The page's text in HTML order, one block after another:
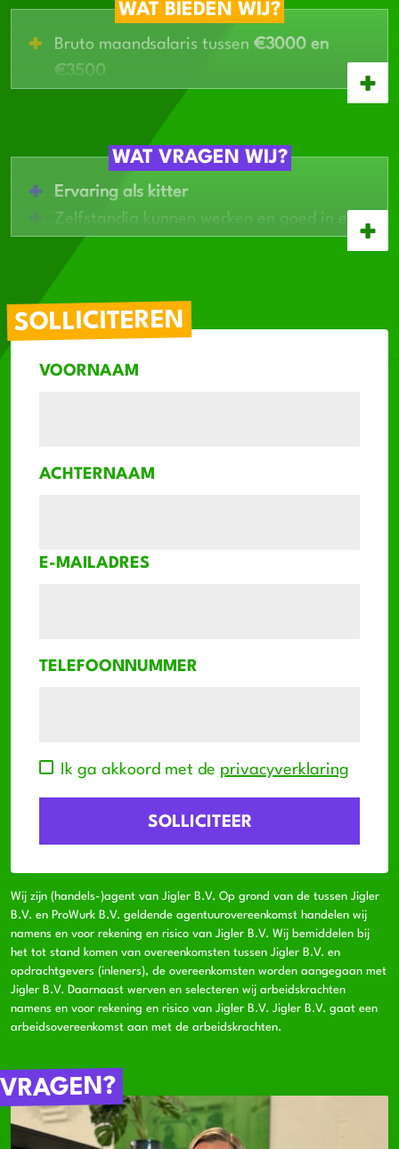
WAT BIEDEN WIJ?
Bruto maandsalaris tussen €3000 en
€3500
Afwisselende opdrachten en
werkzaamheden
Bij gebleken geschiktheid eenvast contract
groeiend team
Mogelijkheid om door te groeien en nieuwe
technieken te leren
WAT VRAGEN WIJ?
Ervaring als kitter
Zelfstandig kunnen werken en goed in een
team functioneren
Beheersing van de Nederlandse taal
In het bezit vanrijbewijs B
VCA is een pre, kan bij het bedrijf gehaald
SOLLICITEREN
VOORNAAM
ACHTERNAAM
E-MAILADRES
TELEFOONNUMMER
Ik ga akkoord met de privacyverklaring
Wij zijn (handels-)agent van Jigler B.V. Op grond van de tussen Jigler
B.V. en ProWurk B.V. geldende agentuurovereenkomst handelen wij
namens en voor rekening en risico van Jigler B.V. Wij bemiddelen bij
het tot stand komen van overeenkomsten tussen Jigler B.V. en
opdrachtgevers (inleners), de overeenkomsten worden aangegaan met
Jigler B.V. Daarnaast werven en selecteren wij arbeidskrachten
namens en voor rekening en risico van Jigler B.V. Jigler B.V. gaat een
arbeidsovereenkomst aan met de arbeidskrachten.
VRAGEN?